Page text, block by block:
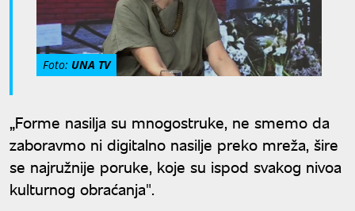
Foto: UNA TV
„Forme nasilja su mnogostruke, ne smemo da
zaboravmo ni digitalno nasilje preko mreža, šire
se najružnije poruke, koje su ispod svakog nivoa
kulturnog obraćanja".